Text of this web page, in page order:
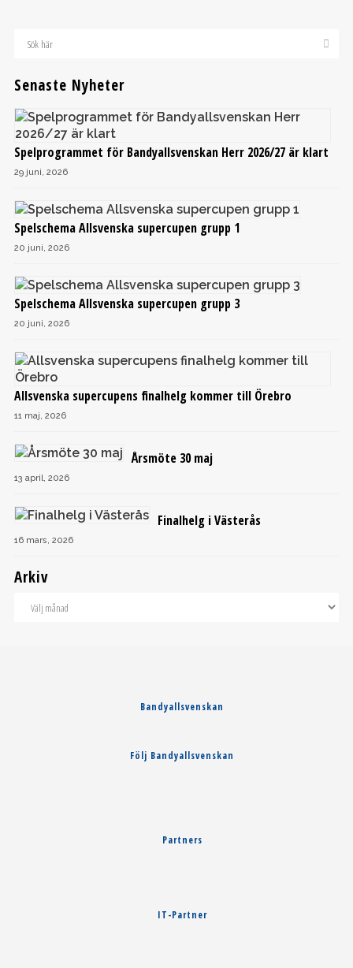
Senaste Nyheter
Spelprogrammet för Bandyallsvenskan Herr 2026/27 är klart
29 juni, 2026
Spelschema Allsvenska supercupen grupp 1
20 juni, 2026
Spelschema Allsvenska supercupen grupp 3
20 juni, 2026
Allsvenska supercupens finalhelg kommer till Örebro
11 maj, 2026
Årsmöte 30 maj
13 april, 2026
Finalhelg i Västerås
16 mars, 2026
Arkiv
Bandyallsvenskan
Följ Bandyallsvenskan
Partners
IT-Partner